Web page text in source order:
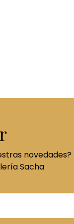
novedades?
Sacha